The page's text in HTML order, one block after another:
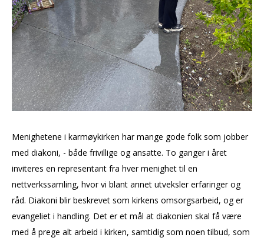
Menighetene i karmøykirken har mange gode folk som jobber
med diakoni, - både frivillige og ansatte. To ganger i året
inviteres en representant fra hver menighet til en
nettverkssamling, hvor vi blant annet utveksler erfaringer og
råd. Diakoni blir beskrevet som kirkens omsorgsarbeid, og er
evangeliet i handling. Det er et mål at diakonien skal få være
med å prege alt arbeid i kirken, samtidig som noen tilbud, som